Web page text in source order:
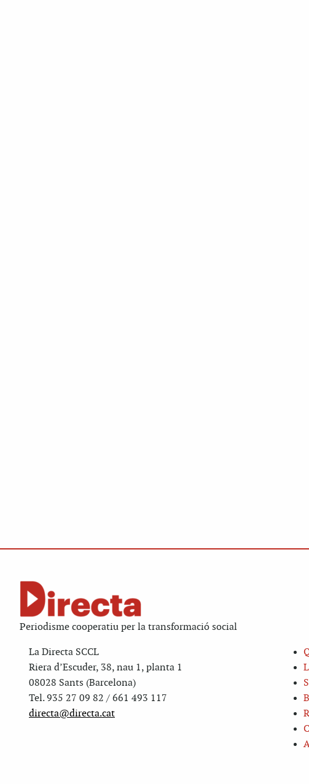
Periodisme cooperatiu per la transformació social
La Directa SCCL
Riera d’Escuder, 38, nau 1, planta 1
08028 Sants (Barcelona)
Tel. 935 27 09 82 / 661 493 117
directa@directa.cat